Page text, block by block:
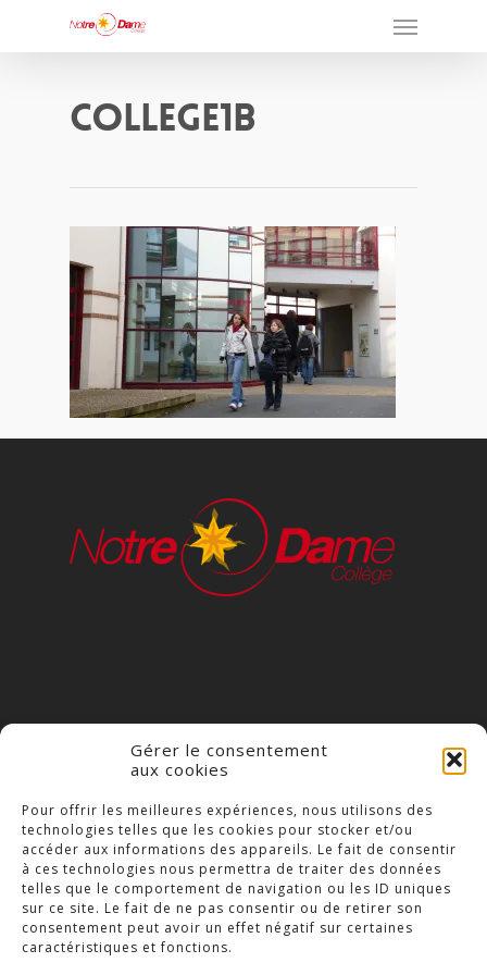
Gérer le consentement
aux cookies
Pour offrir les meilleures expériences, nous utilisons des
technologies telles que les cookies pour stocker et/ou
accéder aux informations des appareils. Le fait de consentir
à ces technologies nous permettra de traiter des données
telles que le comportement de navigation ou les ID uniques
sur ce site. Le fait de ne pas consentir ou de retirer son
consentement peut avoir un effet négatif sur certaines
caractéristiques et fonctions.
College1b
COLLÈGE NOTRE DAME
23 Place Saint-Jean,
79300 Bressuire
Téléphone : 05 49 74 46 20